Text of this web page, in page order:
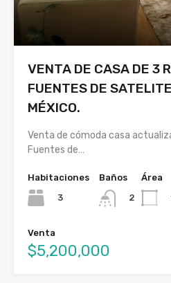
VENTA DE CASA DE 3
FUENTES DE
MÉXICO.
Venta de cómoda casa
Fuentes de…
Habitaciones
3
Baños
2
Área
Venta
$5,200,000